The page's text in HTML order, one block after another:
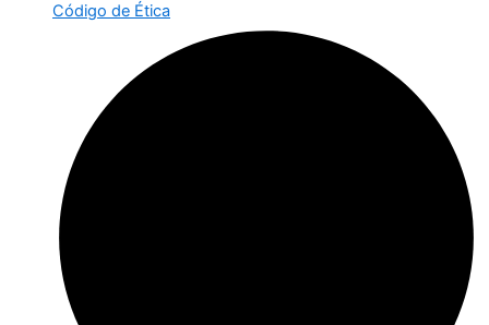
Código de Ética